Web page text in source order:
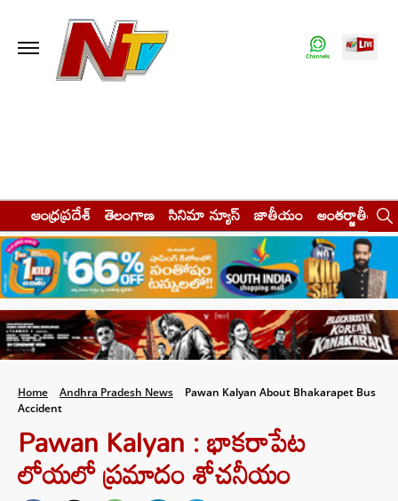
ఆంధ్రప్రదేశ్ తెలంగాణ సినిమా న్యూస్ జాతీయం అంతర్జాతీయం
Home Andhra Pradesh News
Pawan Kalyan About Bhakarapet Bus
Accident
Pawan Kalyan : భాకరాపేట
లోయలో ప్రమాదం శోచనీయం